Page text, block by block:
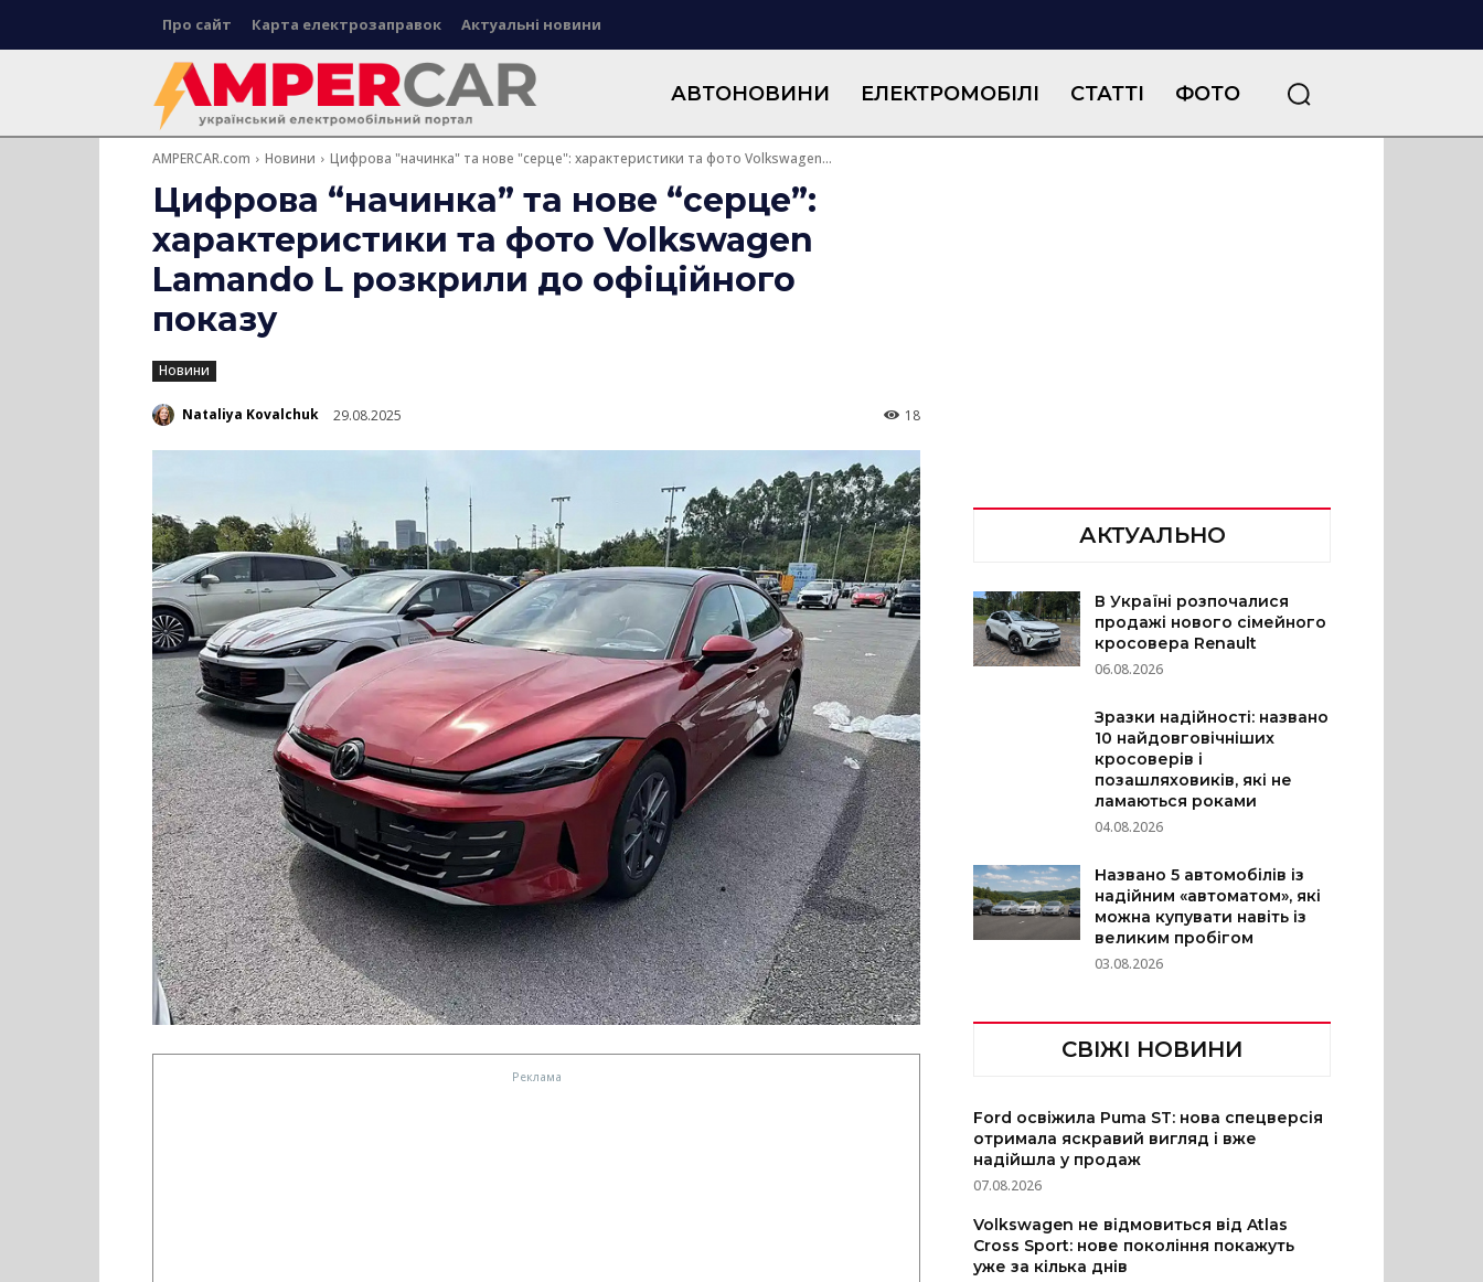
Про сайт Карта електрозаправок Актуальні новини
АВТОНОВИНИ ЕЛЕКТРОМОБІЛІ СТАТТІ ФОТО
AMPERCAR.com Новини Цифрова "начинка" та нове "серце": характеристики та фото Volkswagen...
Цифрова “начинка” та нове “серце”:
характеристики та фото Volkswagen
Lamando L розкрили до офіційного
показу
Новини
Nataliya Kovalchuk 29.08.2025 18
АКТУАЛЬНО
В Україні розпочалися
продажі нового сімейного
кросовера Renault
06.08.2026
Зразки надійності: названо
10 найдовговічніших
кросоверів і
позашляховиків, які не
ламаються роками
04.08.2026
Названо 5 автомобілів із
надійним «автоматом», які
можна купувати навіть із
великим пробігом
03.08.2026
СВІЖІ НОВИНИ
Ford освіжила Puma ST: нова спецверсія
отримала яскравий вигляд і вже
надійшла у продаж
07.08.2026
Volkswagen не відмовиться від Atlas
Cross Sport: нове покоління покажуть
уже за кілька днів